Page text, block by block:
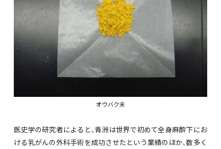
オウバク末
医史学の研究者によると、青洲は世界で初めて全身麻酔下にお
ける乳がんの外科手術を成功させたという業績のほか、数多く